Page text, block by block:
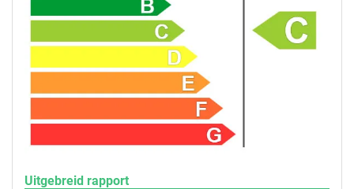
Uitgebreid rapport